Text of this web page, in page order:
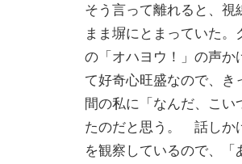
そう言って離れると、
まま塀にとまっていた
の「オハヨウ！」の声か
て好奇心旺盛なので、
間の私に「なんだ、こ
たのだと思う。 話しか
を観察しているので、